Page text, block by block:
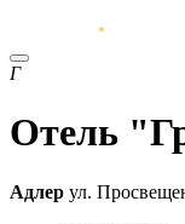
Г
Отель
Адлер ул.